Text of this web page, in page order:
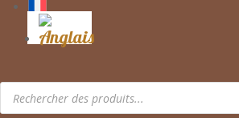
Recherche
produits